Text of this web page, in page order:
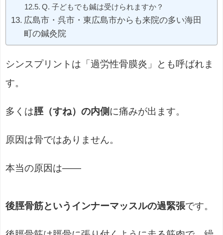
Q. 子どもでも鍼は受けられますか？
広島市・呉市・東広島市からも来院の多い海田
町の鍼灸院
シンスプリントは「過労性骨膜炎」とも呼ばれま
す。
多くは脛（すね）の内側 に痛みが出ます。
原因は骨ではありません。
本当の原因は――
後脛骨筋というインナーマッスルの過緊張です。